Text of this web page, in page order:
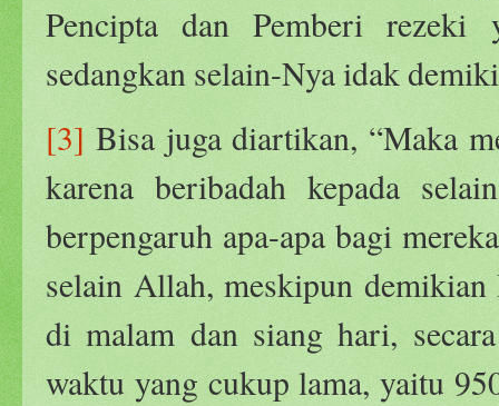
Pencipta dan Pemberi rezeki
sedangkan selain-Nya idak
[3] Bisa juga diartikan, “Maka
karena beribadah kepada
berpengaruh apa-apa bagi
selain Allah, meskipun demikian
di malam dan siang hari,
waktu yang cukup lama, yaitu